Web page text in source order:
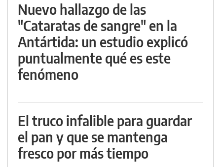
Nuevo hallazgo de las
"Cataratas de sangre" en la
Antártida: un estudio explicó
puntualmente qué es este
fenómeno
El truco infalible para guardar
el pan y que se mantenga
fresco por más tiempo